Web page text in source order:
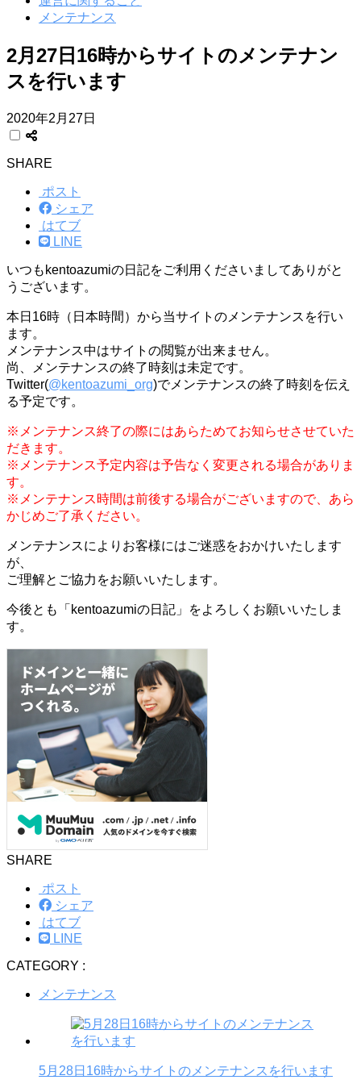
メンテナンス
2月27日16時からサイトのメンテナン
スを行います
2020年2月27日
SHARE
ポスト
シェア
はてブ
LINE
いつもkentoazumiの日記をご利用くださいましてありがと
うございます。
本日16時（日本時間）から当サイトのメンテナンスを行い
ます。
メンテナンス中はサイトの閲覧が出来ません。
尚、メンテナンスの終了時刻は未定です。
Twitter(@kentoazumi_org)でメンテナンスの終了時刻を伝え
る予定です。
※メンテナンス終了の際にはあらためてお知らせさせていた
だきます。
※メンテナンス予定内容は予告なく変更される場合がありま
す。
※メンテナンス時間は前後する場合がございますので、あら
かじめご了承ください。
メンテナンスによりお客様にはご迷惑をおかけいたします
が、
ご理解とご協力をお願いいたします。
今後とも「kentoazumiの日記」をよろしくお願いいたしま
す。
SHARE
ポスト
シェア
はてブ
LINE
CATEGORY :
メンテナンス
5月28日16時からサイトのメンテナンスを行います